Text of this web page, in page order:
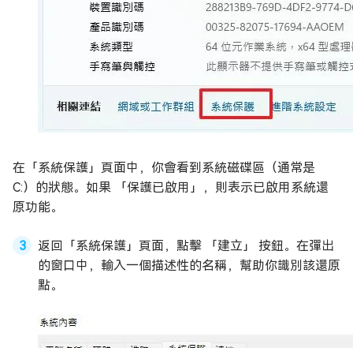
在「系統保護」頁面中，你會看到系統磁碟區（通常是
C:）的狀態。如果 「保護已啟用」，則表示已啟用系統還
原功能。
返回「系統保護」頁面，點擊 「建立」 按鈕。在彈出
的窗口中，輸入一個描述性的名稱，幫助你識別該還原
點。